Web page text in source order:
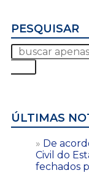
PESQUISAR
ÚLTIMAS
De
Civil do
fechados